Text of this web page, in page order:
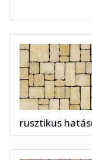
rusztikus